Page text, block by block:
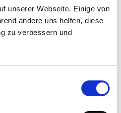
unserer Webseite. Einige von
andere uns helfen, diese
zu verbessern und